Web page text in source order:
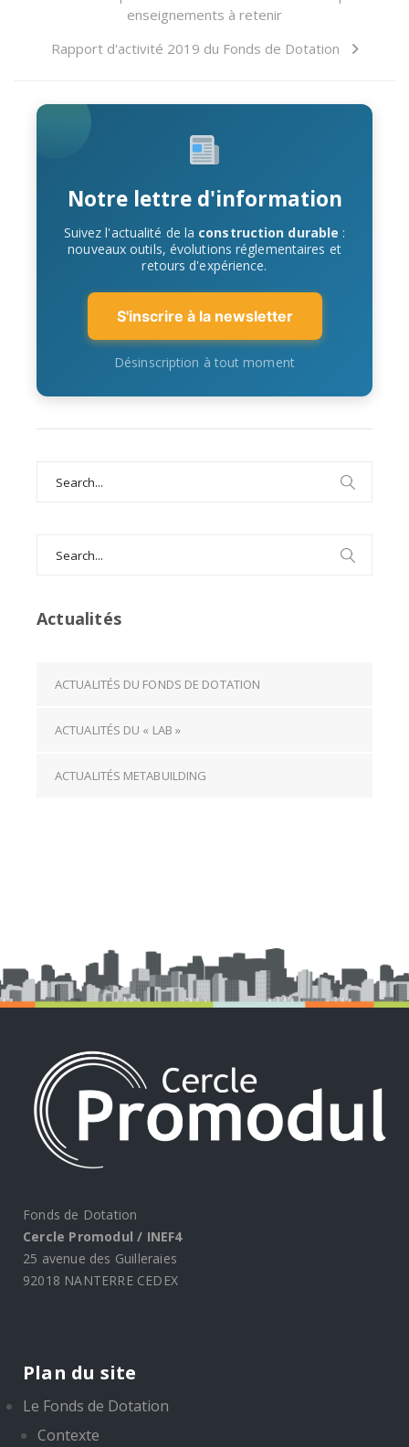
enseignements à retenir
Rapport d'activité 2019 du Fonds de Dotation
Notre lettre d'information
Suivez l'actualité de la construction durable :
nouveaux outils, évolutions réglementaires et
retours d'expérience.
S'inscrire à la newsletter
Désinscription à tout moment
Actualités
ACTUALITÉS DU FONDS DE DOTATION
ACTUALITÉS DU « LAB »
ACTUALITÉS METABUILDING
Fonds de Dotation
Cercle Promodul / INEF4
25 avenue des Guilleraies
92018 NANTERRE CEDEX
Plan du site
Le Fonds de Dotation
Contexte